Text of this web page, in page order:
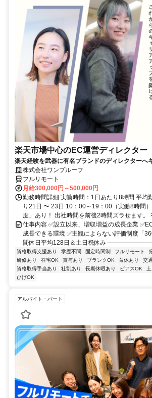
楽天市場中心のEC運営ディレクター
楽天経験を武器に有名ブランドのディレクター
株式会社ワンプルーフ
フルリモート
月給300,000円～500,000円
勤務時間詳細 実働時間：1日あたり8時間 平均
り21日 〜 23日 10：00～19：00（実働8時間
度」あり！ 出社時間を前後2時間ズラせます。
仕事内容 ✅設立以来、増収増益の成長企業
成長できる環境 ✅主観によらない評価制度「
間休日平均128日＆土日祝休み
資格取得支援あり 学歴不問 固定時間制 フルリモート
研修あり
在宅OK 賞与あり ブランクOK 育休あり 交
資格取得手当あり
社割あり 長期休暇あり ピアスOK
ひげOK
アルバイト・パート